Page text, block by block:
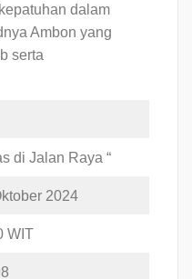
dalam
Ambon yang
serta
di Jalan Raya “
2024
WIT